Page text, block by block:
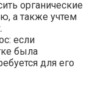
органические
а также учтем
если
была
для его